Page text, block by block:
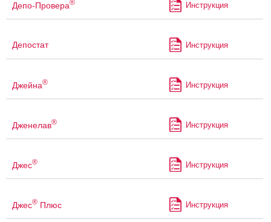
Депо-Провера® Инструкция
Депостат Инструкция
Джейна® Инструкция
Дженелав® Инструкция
Джес® Инструкция
Джес® Плюс Инструкция